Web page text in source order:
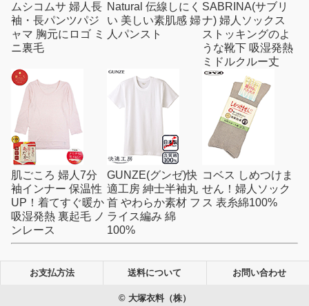
ムシコムサ 婦人長
袖・長パンツパジ
ャマ 胸元にロゴ ミ
ニ裏毛
Natural 伝線しにく
い 美しい素肌感 婦
人パンスト
SABRINA(サブリ
ナ) 婦人ソックス
ストッキングのよ
うな靴下 吸湿発熱
ミドルクルー丈
肌ごころ 婦人7分
袖インナー 保温性
UP！着てすぐ暖か
吸湿発熱 裏起毛 ノ
ンレース
GUNZE(グンゼ)快
適工房 紳士半袖丸
首 やわらか素材 フ
ライス編み 綿
100%
コベス しめつけま
せん！婦人ソック
ス 表糸綿100%
お支払方法 送料について お問い合わせ
© 大塚衣料（株）